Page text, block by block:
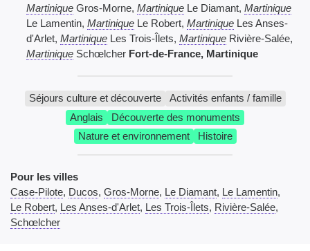
Martinique Gros-Morne, Martinique Le Diamant, Martinique
Le Lamentin, Martinique Le Robert, Martinique Les Anses-
d'Arlet, Martinique Les Trois-Îlets, Martinique Rivière-Salée,
Martinique Schœlcher Fort-de-France, Martinique
Séjours culture et découverte
Activités enfants / famille
Anglais
Découverte des monuments
Nature et environnement
Histoire
Pour les villes
Case-Pilote, Ducos, Gros-Morne, Le Diamant, Le Lamentin,
Le Robert, Les Anses-d'Arlet, Les Trois-Îlets, Rivière-Salée,
Schœlcher